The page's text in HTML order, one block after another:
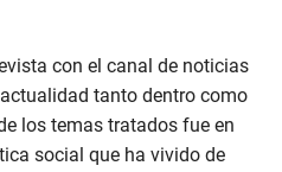
con el canal de noticias
tanto dentro como
los temas tratados fue en
social que ha vivido de